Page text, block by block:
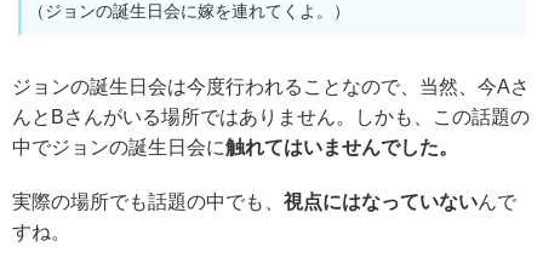
（ジョンの誕生日会に嫁を連れてくよ。）
ジョンの誕生日会は今度行われることなので、当然、今Aさ
んとBさんがいる場所ではありません。しかも、この話題の
中でジョンの誕生日会に触れてはいませんでした。
実際の場所でも話題の中でも、 視点にはなっていないんで
すね。